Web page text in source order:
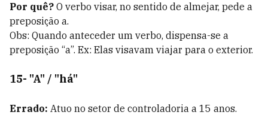
Por quê? O verbo visar, no sentido de almejar, pede a
preposição a.
Obs: Quando anteceder um verbo, dispensa-se a
preposição “a”. Ex: Elas visavam viajar para o exterior.
15- "A" / "há"
Errado: Atuo no setor de controladoria a 15 anos.